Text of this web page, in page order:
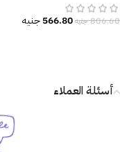
806.60جنيه566.80جنيه
أسئلة العملاء